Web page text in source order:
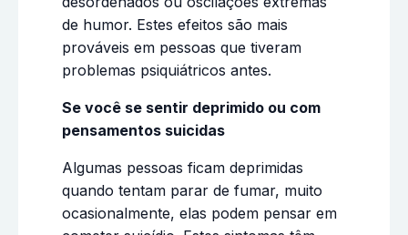
de humor. Estes efeitos são mais
prováveis em pessoas que tiveram
problemas psiquiátricos antes.
Se você se sentir deprimido ou com
pensamentos suicidas
Algumas pessoas ficam deprimidas
quando tentam parar de fumar, muito
ocasionalmente, elas podem pensar em